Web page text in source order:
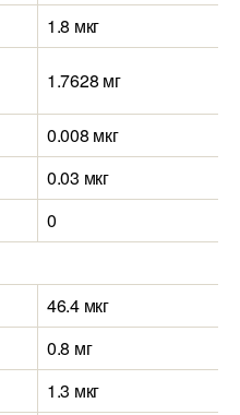
1.8 мкг
1.7628 мг
0.008 мкг
0.03 мкг
0
46.4 мкг
0.8 мг
1.3 мкг